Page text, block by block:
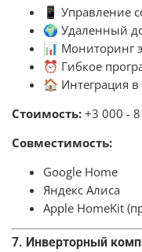
📱 Управление
🌍 Удаленный
📊 Мониторинг
⏰ Гибкое
🏠 Интеграция
Стоимость:+3 000 -
Совместимость:
Google Home
Яндекс Алиса
Apple HomeKit
7. Инверторный